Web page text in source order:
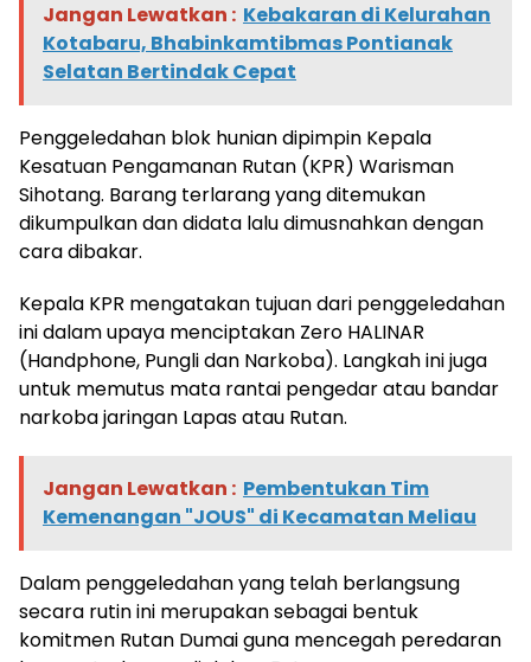
Jangan Lewatkan : Kebakaran di Kelurahan
Kotabaru, Bhabinkamtibmas Pontianak
Selatan Bertindak Cepat
Penggeledahan blok hunian dipimpin Kepala
Kesatuan Pengamanan Rutan (KPR) Warisman
Sihotang. Barang terlarang yang ditemukan
dikumpulkan dan didata lalu dimusnahkan dengan
cara dibakar.
Kepala KPR mengatakan tujuan dari penggeledahan
ini dalam upaya menciptakan Zero HALINAR
(Handphone, Pungli dan Narkoba). Langkah ini juga
untuk memutus mata rantai pengedar atau bandar
narkoba jaringan Lapas atau Rutan.
Jangan Lewatkan : Pembentukan Tim
Kemenangan "JOUS" di Kecamatan Meliau
Dalam penggeledahan yang telah berlangsung
secara rutin ini merupakan sebagai bentuk
komitmen Rutan Dumai guna mencegah peredaran